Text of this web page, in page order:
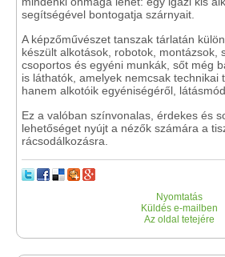
segítségével bontogatja szárnyait.
A képzőművészet tanszak tárlatán
készült alkotások, robotok, montázsok,
csoportos és egyéni munkák, sőt még
is láthatók, amelyek nemcsak technikai
hanem alkotóik egyéniségéről,
Ez a valóban színvonalas, érdekes és
lehetőséget nyújt a nézők számára a
rácsodálkozásra.
Nyomtatás
Küldés e-mailben
Az oldal tetejére